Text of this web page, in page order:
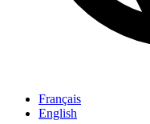
Français
English